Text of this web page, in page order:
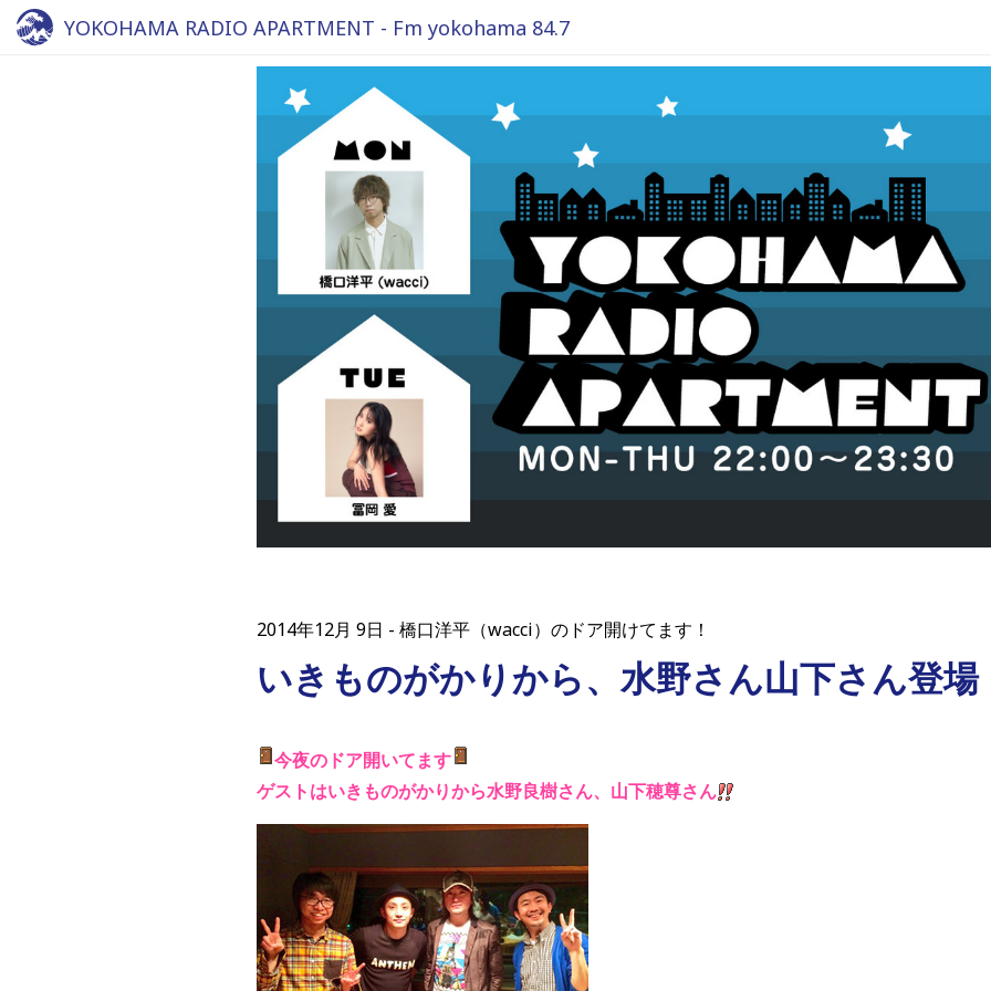
YOKOHAMA RADIO APARTMENT - Fm yokohama 84.7
2014年12月 9日 橋口洋平（wacci）のドア開けてます！
いきものがかりから、水野さん山下さん登場
今夜のドア開いてます
ゲストはいきものがかりから水野良樹さん、山下穂尊さん